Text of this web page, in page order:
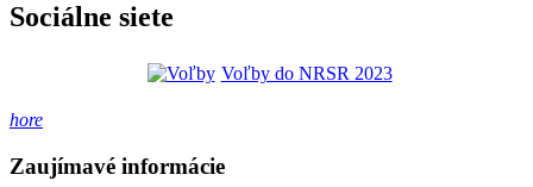
Sociálne siete
Voľby do NRSR 2023
hore
Zaujímavé informácie